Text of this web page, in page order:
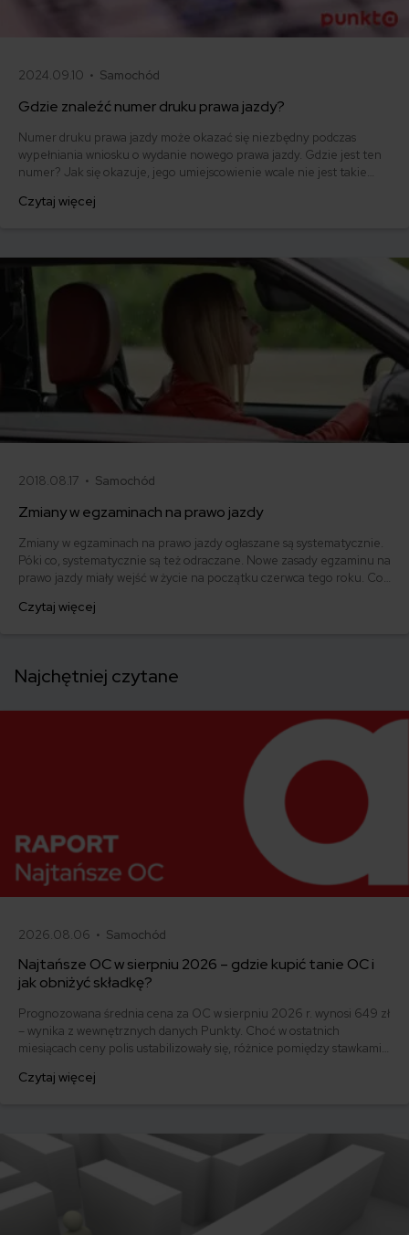
2024.09.10 • Samochód
Gdzie znaleźć numer druku prawa jazdy?
Numer druku prawa jazdy może okazać się niezbędny podczas
wypełniania wniosku o wydanie nowego prawa jazdy. Gdzie jest ten
numer? Jak się okazuje, jego umiejscowienie wcale nie jest takie
objaśnieniach (legendzie) dokumentu. Sprawdź zatem, gdzie
Czytaj więcej
2018.08.17 • Samochód
Zmiany w egzaminach na prawo jazdy
Zmiany w egzaminach na prawo jazdy ogłaszane są systematycznie.
Póki co, systematycznie są też odraczane. Nowe zasady egzaminu na
prawo jazdy miały wejść w życie na początku czerwca tego roku. Co
kierowców? I w końcu jakie innowacje szykują się w egzaminach na
Czytaj więcej
Najchętniej czytane
2026.08.06 • Samochód
Najtańsze OC w sierpniu 2026 – gdzie kupić tanie OC i
jak obniżyć składkę?
Prognozowana średnia cena za OC w sierpniu 2026 r. wynosi 649 zł
– wynika z wewnętrznych danych Punkty. Choć w ostatnich
miesiącach ceny polis ustabilizowały się, różnice pomiędzy stawkami
500 zł, inni – powyżej 1500 zł. Gdzie znaleźć najtańsze OC w Polsce
Czytaj więcej